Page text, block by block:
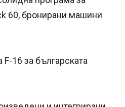
60, бронирани машини
16 за българската